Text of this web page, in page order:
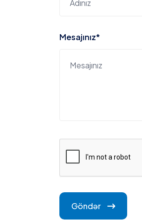
Lessons 5:
Ronald
Eliza nolan
February 10,
Donec id ex
Mesajınız*
Göndər